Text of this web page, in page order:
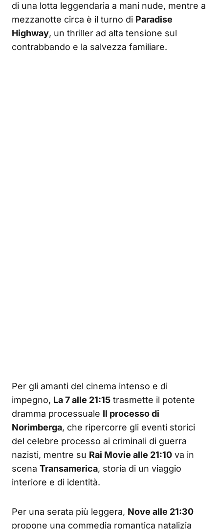
di una lotta leggendaria a mani nude, mentre a
mezzanotte circa è il turno di Paradise
Highway, un thriller ad alta tensione sul
contrabbando e la salvezza familiare.
Per gli amanti del cinema intenso e di
impegno, La 7 alle 21:15 trasmette il potente
dramma processuale Il processo di
Norimberga, che ripercorre gli eventi storici
del celebre processo ai criminali di guerra
nazisti, mentre su Rai Movie alle 21:10 va in
scena Transamerica, storia di un viaggio
interiore e di identità.
Per una serata più leggera, Nove alle 21:30
propone una commedia romantica natalizia